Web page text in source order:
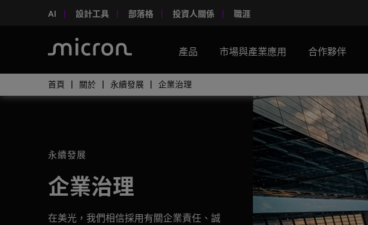
AI 設計工具 部落格 投資人關係 職涯
產品 市場與產業應用 合作夥伴
首頁 關於 永續發展 企業治理
永續發展
企業治理
在美光，我們相信採用有關企業責任、誠